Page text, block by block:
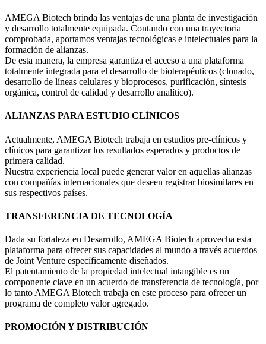
AMEGA Biotech brinda las ventajas de una planta de investigación
y desarrollo totalmente equipada. Contando con una trayectoria
comprobada, aportamos ventajas tecnológicas e intelectuales para la
formación de alianzas.
De esta manera, la empresa garantiza el acceso a una plataforma
totalmente integrada para el desarrollo de bioterapéuticos (clonado,
desarrollo de líneas celulares y bioprocesos, purificación, síntesis
orgánica, control de calidad y desarrollo analítico).
ALIANZAS PARA ESTUDIO CLÍNICOS
Actualmente, AMEGA Biotech trabaja en estudios pre-clínicos y
clínicos para garantizar los resultados esperados y productos de
primera calidad.
Nuestra experiencia local puede generar valor en aquellas alianzas
con compañías internacionales que deseen registrar biosimilares en
sus respectivos países.
TRANSFERENCIA DE TECNOLOGÍA
Dada su fortaleza en Desarrollo, AMEGA Biotech aprovecha esta
plataforma para ofrecer sus capacidades al mundo a través acuerdos
de Joint Venture específicamente diseñados.
El patentamiento de la propiedad intelectual intangible es un
componente clave en un acuerdo de transferencia de tecnología, por
lo tanto AMEGA Biotech trabaja en este proceso para ofrecer un
programa de completo valor agregado.
PROMOCIÓN Y DISTRIBUCIÓN